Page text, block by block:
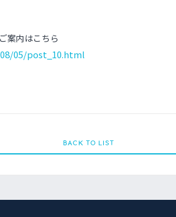
案内はこちら
05/post_10.html
BACK TO LIST